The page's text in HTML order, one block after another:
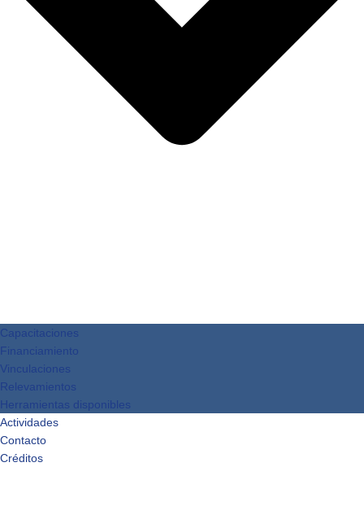
Capacitaciones
Financiamiento
Vinculaciones
Relevamientos
Herramientas disponibles
Actividades
Contacto
Créditos